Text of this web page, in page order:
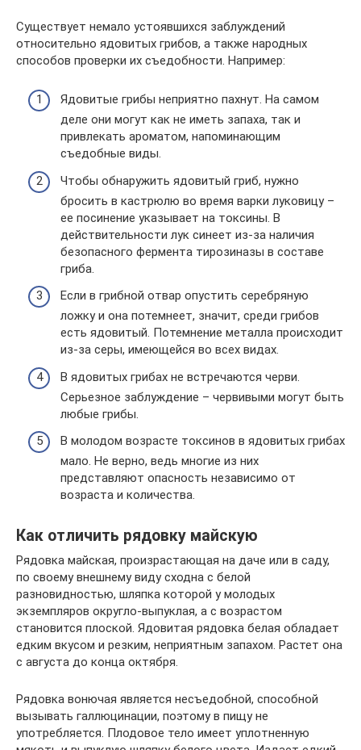
Существует немало устоявшихся заблуждений
относительно ядовитых грибов, а также народных
способов проверки их съедобности. Например:
Ядовитые грибы неприятно пахнут. На самом
деле они могут как не иметь запаха, так и
привлекать ароматом, напоминающим
съедобные виды.
Чтобы обнаружить ядовитый гриб, нужно
бросить в кастрюлю во время варки луковицу –
ее посинение указывает на токсины. В
действительности лук синеет из-за наличия
безопасного фермента тирозиназы в составе
гриба.
Если в грибной отвар опустить серебряную
ложку и она потемнеет, значит, среди грибов
есть ядовитый. Потемнение металла происходит
из-за серы, имеющейся во всех видах.
В ядовитых грибах не встречаются черви.
Серьезное заблуждение – червивыми могут быть
любые грибы.
В молодом возрасте токсинов в ядовитых грибах
мало. Не верно, ведь многие из них
представляют опасность независимо от
возраста и количества.
Как отличить рядовку майскую
Рядовка майская, произрастающая на даче или в саду,
по своему внешнему виду сходна с белой
разновидностью, шляпка которой у молодых
экземпляров округло-выпуклая, а с возрастом
становится плоской. Ядовитая рядовка белая обладает
едким вкусом и резким, неприятным запахом. Растет она
с августа до конца октября.
Рядовка вонючая является несъедобной, способной
вызывать галлюцинации, поэтому в пищу не
употребляется. Плодовое тело имеет уплотненную